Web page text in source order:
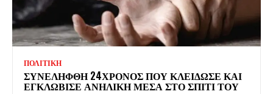
ΠΟΛΙΤΙΚΗ
ΣΥΝΕΛΗΦΘΗ 24ΧΡΟΝΟΣ ΠΟΥ ΚΛΕΙΔΩΣΕ ΚΑΙ
ΕΓΚΛΩΒΙΣΕ ΑΝΗΛΙΚΗ ΜΕΣΑ ΣΤΟ ΣΠΙΤΙ ΤΟΥ